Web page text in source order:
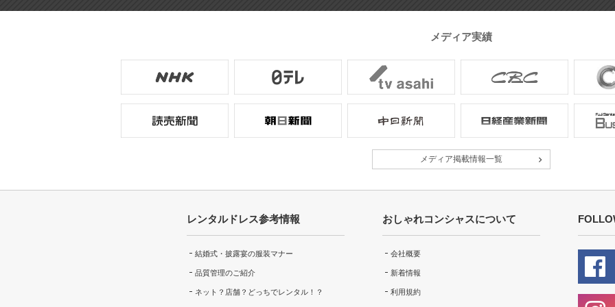
メディア実績
メディア掲載情報一覧
レンタルドレス参考情報
結婚式・披露宴の服装マナー
品質管理のご紹介
ネット？店舗？どっちでレンタル！？
おしゃれコンシャスについて
会社概要
新着情報
利用規約